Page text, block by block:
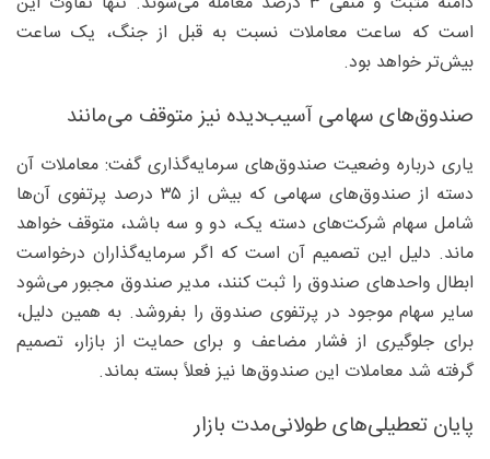
است که ساعت معاملات نسبت به قبل از جنگ، یک ساعت
بیش‌تر خواهد بود.
صندوق‌های سهامی آسیب‌دیده نیز متوقف می‌مانند
یاری درباره وضعیت صندوق‌های سرمایه‌گذاری گفت: معاملات آن
دسته از صندوق‌های سهامی که بیش از ۳۵ درصد پرتفوی آن‌ها
شامل سهام شرکت‌های دسته یک، دو و سه باشد، متوقف خواهد
ماند. دلیل این تصمیم آن است که اگر سرمایه‌گذاران درخواست
ابطال واحدهای صندوق را ثبت کنند، مدیر صندوق مجبور می‌شود
سایر سهام موجود در پرتفوی صندوق را بفروشد. به همین دلیل،
برای جلوگیری از فشار مضاعف و برای حمایت از بازار، تصمیم
گرفته شد معاملات این صندوق‌ها نیز فعلاً بسته بماند.
پایان تعطیلی‌های طولانی‌مدت بازار